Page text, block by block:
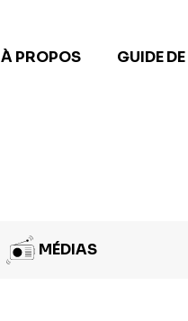
À PROPOS GUIDE
MÉDIAS